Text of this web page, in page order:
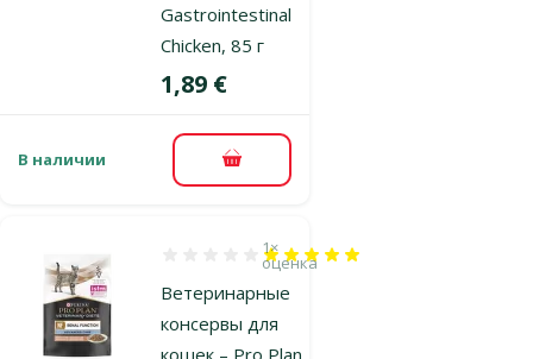
Gastrointestinal
Chicken, 85 г
Цена
1,89 €
В наличии В корзину
Ветеринарные
консервы для
кошек – Pro Plan
Оценка 100%, количество оценок: 1
1×
оценка